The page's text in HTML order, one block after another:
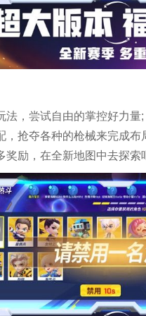
法，尝试自由的掌控好力量;
，抢夺各种的枪械来完成布
奖励，在全新地图中去探索